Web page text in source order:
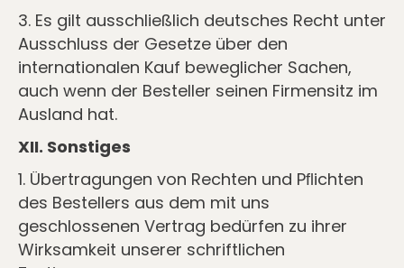
3. Es gilt ausschließlich deutsches Recht unter
Ausschluss der Gesetze über den
internationalen Kauf beweglicher Sachen,
auch wenn der Besteller seinen Firmensitz im
Ausland hat.
XII. Sonstiges
1. Übertragungen von Rechten und Pﬂichten
des Bestellers aus dem mit uns
geschlossenen Vertrag bedürfen zu ihrer
Wirksamkeit unserer schriftlichen